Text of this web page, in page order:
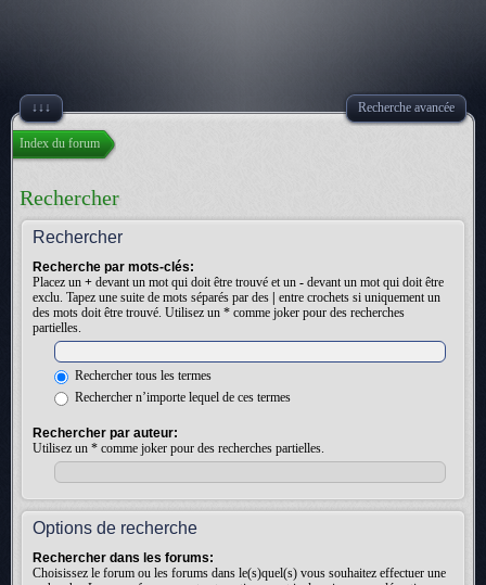
↓↓↓ Recherche avancée
Index du forum
Rechercher
Rechercher
Recherche par mots-clés:
Placez un + devant un mot qui doit être trouvé et un - devant un mot qui doit être
exclu. Tapez une suite de mots séparés par des
entre crochets si uniquement un
des mots doit être trouvé. Utilisez un * comme joker pour des recherches
partielles.
Rechercher tous les termes
Rechercher n’importe lequel de ces termes
Rechercher par auteur:
Utilisez un * comme joker pour des recherches partielles.
Options de recherche
Rechercher dans les forums:
Choisissez le forum ou les forums dans le(s)quel(s) vous souhaitez effectuer une